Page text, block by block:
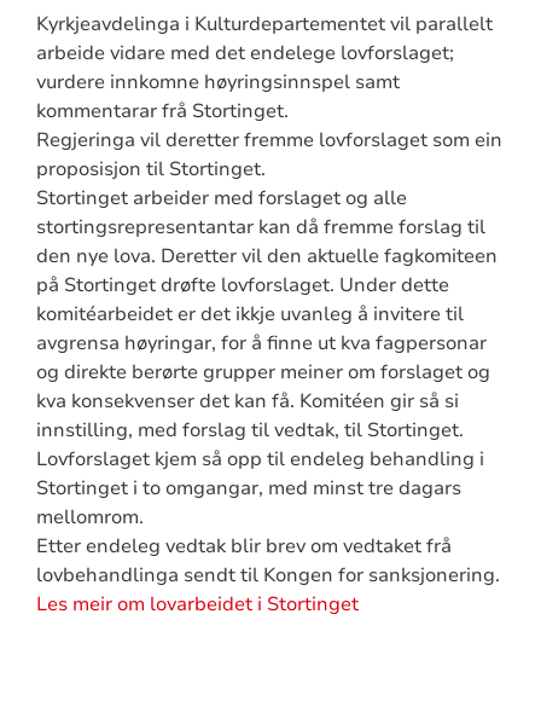
Kyrkjeavdelinga i Kulturdepartementet vil parallelt
arbeide vidare med det endelege lovforslaget;
vurdere innkomne høyringsinnspel samt
kommentarar frå Stortinget.
Regjeringa vil deretter fremme lovforslaget som ein
proposisjon til Stortinget.
Stortinget arbeider med forslaget og alle
stortingsrepresentantar kan då fremme forslag til
den nye lova. Deretter vil den aktuelle fagkomiteen
på Stortinget drøfte lovforslaget. Under dette
komitéarbeidet er det ikkje uvanleg å invitere til
avgrensa høyringar, for å finne ut kva fagpersonar
og direkte berørte grupper meiner om forslaget og
kva konsekvenser det kan få. Komitéen gir så si
innstilling, med forslag til vedtak, til Stortinget.
Lovforslaget kjem så opp til endeleg behandling i
Stortinget i to omgangar, med minst tre dagars
mellomrom.
Etter endeleg vedtak blir brev om vedtaket frå
lovbehandlinga sendt til Kongen for sanksjonering.
Les meir om lovarbeidet i Stortinget